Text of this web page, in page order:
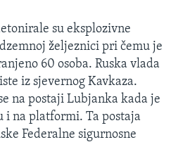
su eksplozivne
željeznici pri čemu je
60 osoba. Ruska vlada
iz sjevernog Kavkaza.
na postaji Lubjanka kada je
i na platformi. Ta postaja
Federalne sigurnosne